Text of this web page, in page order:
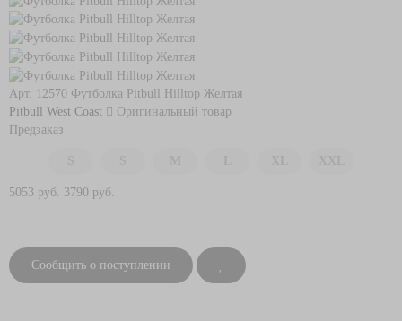
Арт. 12570 Футболка Pitbull Hilltop Желтая
Pitbull West Coast
Оригинальный товар
Предзаказ
5053 руб. 3790 руб.
Сообщить о поступлении